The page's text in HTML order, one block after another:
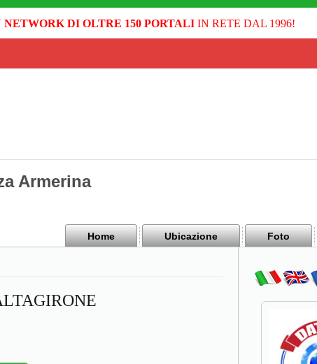
DI OLTRE 150 PORTALIIN RETE DAL 1996!
Armerina
Home Ubicazione Foto